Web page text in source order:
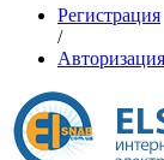
Регистрация
/
Авторизация